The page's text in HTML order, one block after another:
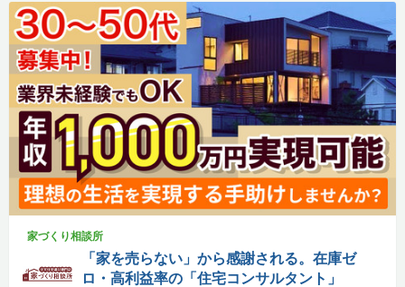
家づくり相談所
「家を売らない」から感謝される。在庫ゼ
ロ・高利益率の「住宅コンサルタント」